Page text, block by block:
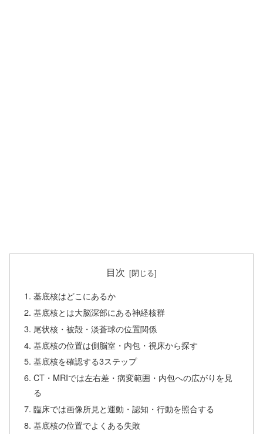
目次
基底核はどこにあるか
基底核とは大脳深部にある神経核群
尾状核・被殻・淡蒼球の位置関係
基底核の位置は側脳室・内包・視床から探す
基底核を確認する3ステップ
CT・MRIでは左右差・病変範囲・内包への広がりを見
る
臨床では画像所見と運動・認知・行動を照合する
基底核の位置でよくある失敗